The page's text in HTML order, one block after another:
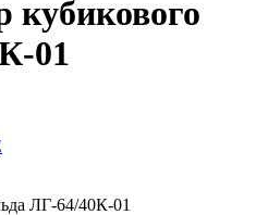
кубикового
01
ЛГ-64/40К-01